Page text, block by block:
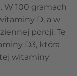
. W 100 gramach
D, a w
porcji. Te
D3, która
witaminy